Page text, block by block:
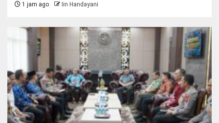
1 jam ago Iin Handayani